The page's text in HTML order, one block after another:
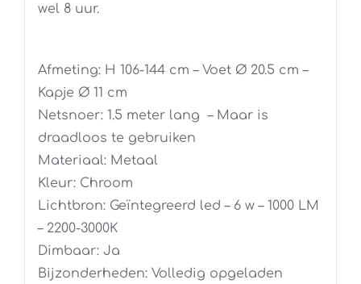
wel 8 uur.
Afmeting: H 106-144 cm – Voet Ø 20.5 cm –
Kapje Ø 11 cm
Netsnoer: 1.5 meter lang – Maar is
draadloos te gebruiken
Materiaal: Metaal
Kleur: Chroom
Lichtbron: Geïntegreerd led – 6 w – 1000 LM
– 2200-3000K
Dimbaar: Ja
Bijzonderheden: Volledig opgeladen